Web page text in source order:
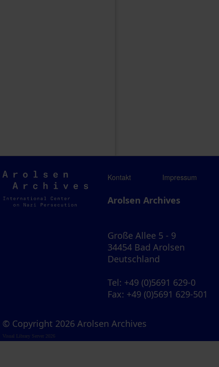
Arolsen
Archives
Kontakt Impressum
Arolsen Archives
Große Allee 5 - 9
34454 Bad Arolsen
Deutschland
Tel: +49 (0)5691 629-0
Fax: +49 (0)5691 629-501
© Copyright 2026 Arolsen Archives
Visual Library Server 2026